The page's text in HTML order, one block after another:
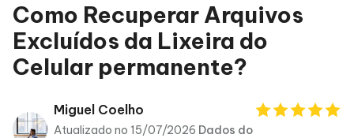
ReiBoot
for iOS
PDNob
PDF
Novo
Como Recuperar Arquivos
Excluídos da Lixeira do
Celular permanente?
Miguel Coelho
Atualizado no 15/07/2026 Dados do